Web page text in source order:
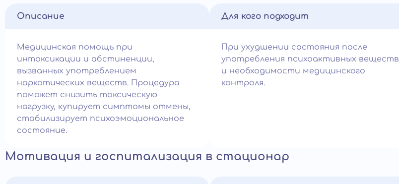
Описание
Медицинская помощь при
интоксикации и абстиненции,
вызванных употреблением
наркотических веществ. Процедура
поможет снизить токсическую
нагрузку, купирует симптомы отмены,
стабилизирует психоэмоциональное
состояние.
Для кого подходит
При ухудшении состояния после
употребления психоактивных веществ
и необходимости медицинского
контроля.
Мотивация и госпитализация в стационар